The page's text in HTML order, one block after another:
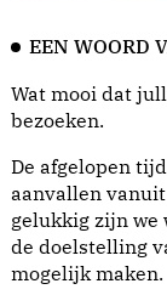
EEN WOORD
Wat mooi dat
bezoeken.
De afgelopen
aanvallen
gelukkig zijn we
de doelstelling
mogelijk maken.